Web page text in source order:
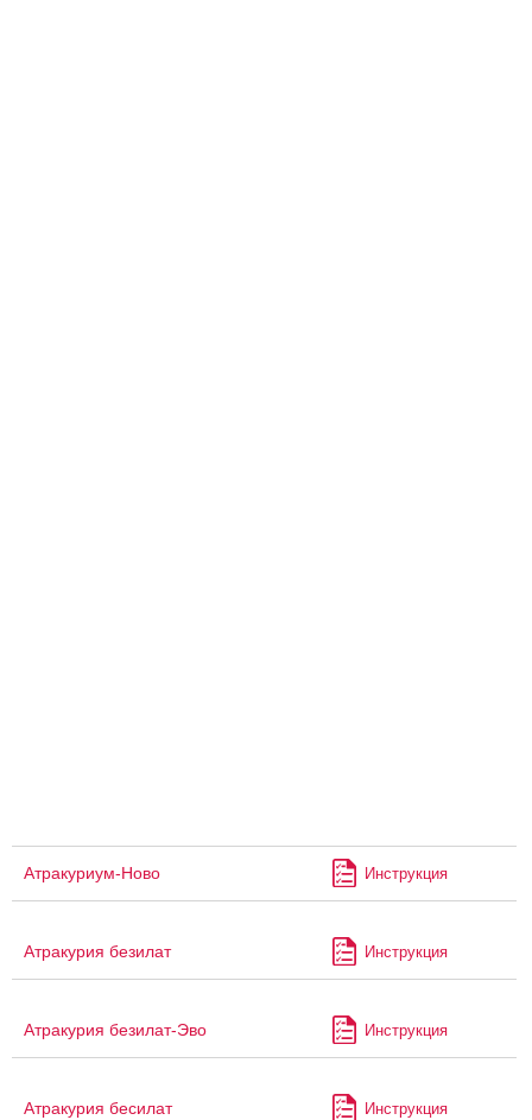
Атракуриум-Ново Инструкция
Атракурия безилат Инструкция
Атракурия безилат-Эво Инструкция
Атракурия бесилат Инструкция